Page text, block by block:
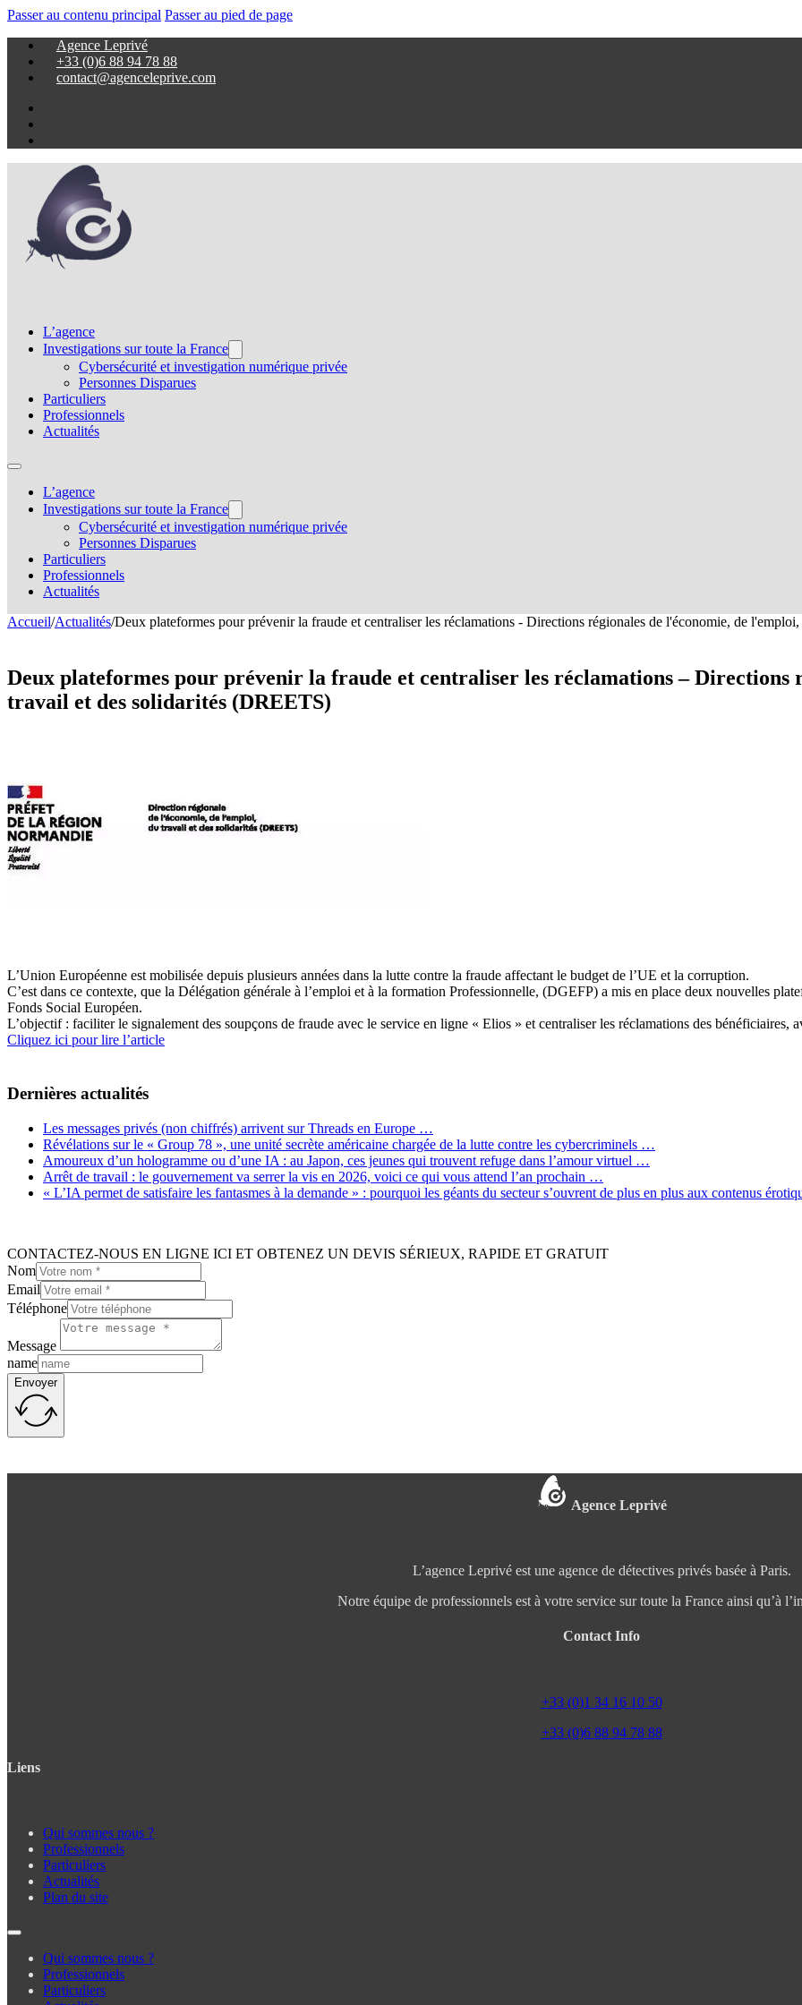
Passer au contenu principal Passer au pied de page
Agence Leprivé
+33 (0)6 88 94 78 88
contact@agenceleprive.com
L’agence
Investigations sur toute la France
Cybersécurité et investigation numérique privée
Personnes Disparues
Particuliers
Professionnels
Actualités
L’agence
Investigations sur toute la France
Cybersécurité et investigation numérique privée
Personnes Disparues
Particuliers
Professionnels
Actualités
Accueil/Actualités/Deux plateformes pour prévenir la fraude et centraliser les réclamations - Directions régionales de l'économie, de
Deux plateformes pour prévenir la fraude et centraliser les réclamations – Directions
travail et des solidarités (DREETS)
L’Union Européenne est mobilisée depuis plusieurs années dans la lutte contre la fraude affectant le budget de l’UE et la corruption.
C’est dans ce contexte, que la Délégation générale à l’emploi et à la formation Professionnelle, (DGEFP) a mis en place deux nouvelles
Fonds Social Européen.
L’objectif : faciliter le signalement des soupçons de fraude avec le service en ligne « Elios » et centraliser les réclamations des bénéficiaires,
Cliquez ici pour lire l’article
Dernières actualités
Les messages privés (non chiffrés) arrivent sur Threads en Europe …
Révélations sur le « Group 78 », une unité secrète américaine chargée de la lutte contre les cybercriminels …
Amoureux d’un hologramme ou d’une IA : au Japon, ces jeunes qui trouvent refuge dans l’amour virtuel …
Arrêt de travail : le gouvernement va serrer la vis en 2026, voici ce qui vous attend l’an prochain …
« L’IA permet de satisfaire les fantasmes à la demande » : pourquoi les géants du secteur s’ouvrent de plus en plus aux contenus
CONTACTEZ-NOUS EN LIGNE ICI ET OBTENEZ UN DEVIS SÉRIEUX, RAPIDE ET GRATUIT
Nom
Email
Téléphone
Message
name
Envoyer
Agence Leprivé
L’agence Leprivé est une agence de détectives privés basée à Paris.
Notre équipe de professionnels est à votre service sur toute la France ainsi qu’à
Contact Info
+33 (0)1 34 16 10 50
+33 (0)6 88 94 78 88
Liens
Qui sommes nous ?
Professionnels
Particuliers
Actualités
Plan du site
Qui sommes nous ?
Professionnels
Particuliers